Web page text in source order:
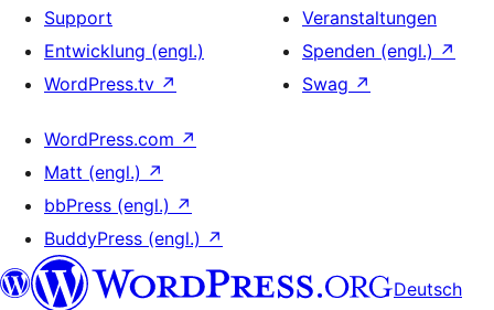
Support
Entwicklung (engl.)
WordPress.tv ↗
Veranstaltungen
Spenden (engl.) ↗
Swag ↗
WordPress.com ↗
Matt (engl.) ↗
bbPress (engl.) ↗
BuddyPress (engl.) ↗
Deutsch